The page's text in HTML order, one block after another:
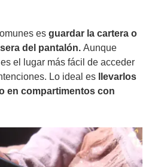
es guardar la cartera o
del pantalón. Aunque
el lugar más fácil de acceder
Lo ideal es llevarlos
en compartimentos con